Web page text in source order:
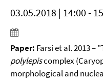
03.05.2018 | 14:00 -
Paper: Farsi et al. 2013 –
polylepiscomplex
morphological and